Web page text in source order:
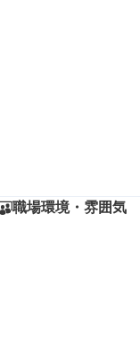
職場環境・雰囲気